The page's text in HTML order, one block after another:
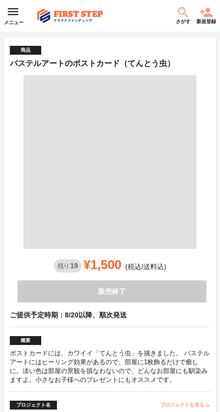
メニュー さがす 新規登録
商品
パステルアートのポストカード（てんとう虫）
残り 19 ¥1,500 (税込/送料込)
販売終了
ご提供予定時期：8/20以降、順次発送
概要
ポストカードには、カワイイ「てんとう虫」を描きました。 パステル
アートにはヒーリング効果があるので、部屋に1枚飾るだけで癒し
に。淡い色は部屋の景観を損なわないので、どんなお部屋にも馴染み
ますよ。小さなお子様へのプレゼントにもオススメです。
プロジェクト名 プロジェクトを見る arrow_forward